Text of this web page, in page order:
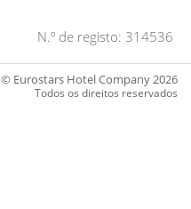
N.º de registo: 314536
© Eurostars Hotel Company 2026
Todos os direitos reservados